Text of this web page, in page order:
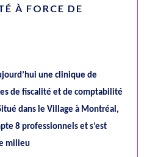
À FORCE DE
une clinique de
de fiscalité et de comptabilité
dans le Village à Montréal,
8 professionnels et s’est
milieu